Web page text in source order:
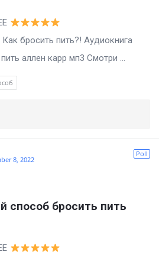
Аудиокнига
аллен карр мп3 Смотри ...
Poll
8, 2022
способ бросить пить